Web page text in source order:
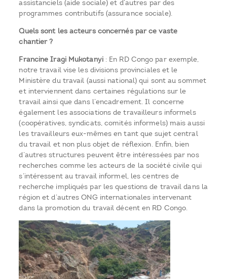
assistanciels (aide sociale) et d’autres par des
programmes contributifs (assurance sociale).
Quels sont les acteurs concernés par ce vaste
chantier ?
Francine Iragi Mukotanyi : En RD Congo par exemple,
notre travail vise les divisions provinciales et le
Ministère du travail (aussi national) qui sont au sommet
et interviennent dans certaines régulations sur le
travail ainsi que dans l’encadrement. Il concerne
également les associations de travailleurs informels
(coopératives, syndicats, comités informels) mais aussi
les travailleurs eux-mêmes en tant que sujet central
du travail et non plus objet de réflexion. Enfin, bien
d’autres structures peuvent être intéressées par nos
recherches comme les acteurs de la société civile qui
s’intéressent au travail informel, les centres de
recherche impliqués par les questions de travail dans la
région et d’autres ONG internationales intervenant
dans la promotion du travail décent en RD Congo.